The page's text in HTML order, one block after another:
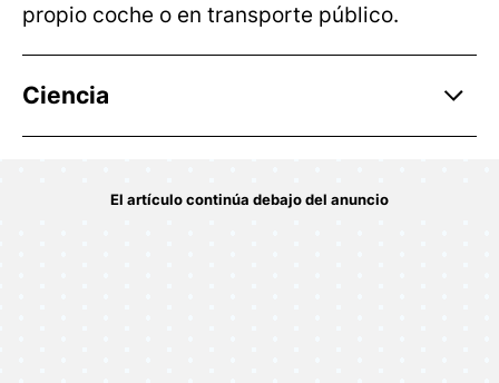
propio coche o en transporte público.
Ciencia